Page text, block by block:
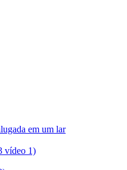
em um lar
vídeo 1)